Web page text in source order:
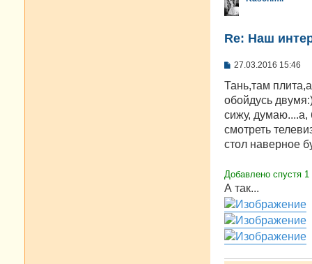
Re: Наш
С
о
б
щ
е
и
е
27.03.2016 15:46
Тань,там
обойдусь
сижу, думаю....а,
смотреть
стол наверное
Добавлено спустя
А так...